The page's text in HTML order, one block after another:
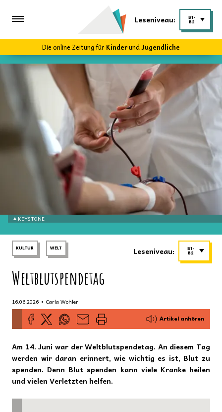
Leseniveau:
B1-
B2
Die online Zeitung fürKinderundJugendliche
KEYSTONE
KULTUR WELT Leseniveau:
B1-
B2
Weltblutspendetag
16.06.2026 • Carla Wohler
Artikel anhören
Am 14. Juni war der Weltblutspendetag. An diesem Tag
werden wir daran erinnert, wie wichtig es ist, Blut zu
spenden. Denn Blut spenden kann viele Kranke heilen
und vielen Verletzten helfen.